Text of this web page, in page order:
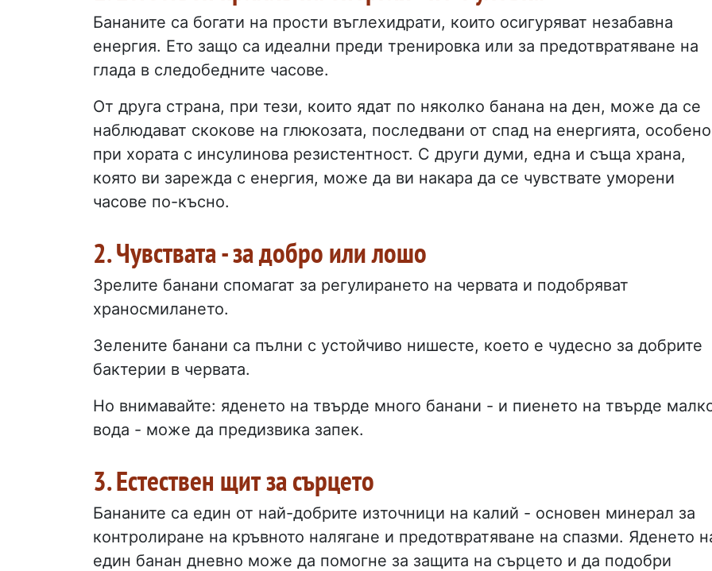
Бананите са богати на прости въглехидрати, които осигуряват незабавна
енергия. Ето защо са идеални преди тренировка или за предотвратяване на
глада в следобедните часове.
От друга страна, при тези, които ядат по няколко банана на ден, може да се
наблюдават скокове на глюкозата, последвани от спад на енергията, особено
при хората с инсулинова резистентност. С други думи, една и съща храна,
която ви зарежда с енергия, може да ви накара да се чувствате уморени
часове по-късно.
2. Чувствата - за добро или лошо
Зрелите банани спомагат за регулирането на червата и подобряват
храносмилането.
Зелените банани са пълни с устойчиво нишесте, което е чудесно за добрите
бактерии в червата.
Но внимавайте: яденето на твърде много банани - и пиенето на твърде
вода - може да предизвика запек.
3. Естествен щит за сърцето
Бананите са един от най-добрите източници на калий - основен минерал за
контролиране на кръвното налягане и предотвратяване на спазми. Яденето
един банан дневно може да помогне за защита на сърцето и да подобри